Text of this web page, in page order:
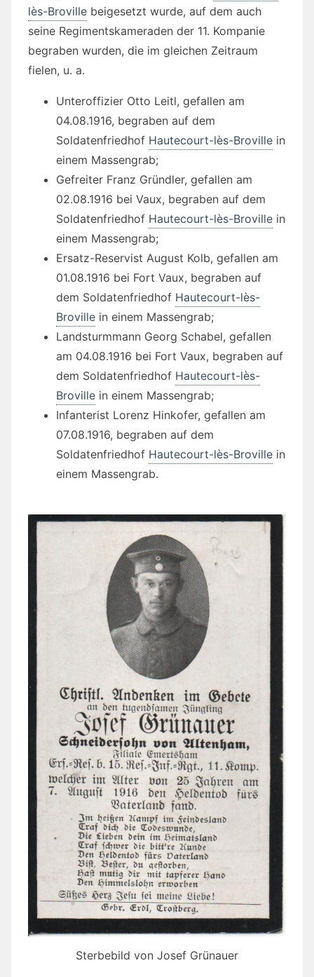
lès-Broville beigesetzt wurde, auf dem auch
seine Regimentskameraden der 11. Kompanie
begraben wurden, die im gleichen Zeitraum
fielen, u. a.
Unteroffizier Otto Leitl, gefallen am
04.08.1916, begraben auf dem
Soldatenfriedhof Hautecourt-lès-Broville in
einem Massengrab;
Gefreiter Franz Gründler, gefallen am
02.08.1916 bei Vaux, begraben auf dem
Soldatenfriedhof Hautecourt-lès-Broville in
einem Massengrab;
Ersatz-Reservist August Kolb, gefallen am
01.08.1916 bei Fort Vaux, begraben auf
dem Soldatenfriedhof Hautecourt-lès-
Broville in einem Massengrab;
Landsturmmann Georg Schabel, gefallen
am 04.08.1916 bei Fort Vaux, begraben auf
dem Soldatenfriedhof Hautecourt-lès-
Broville in einem Massengrab;
Infanterist Lorenz Hinkofer, gefallen am
07.08.1916, begraben auf dem
Soldatenfriedhof Hautecourt-lès-Broville in
einem Massengrab.
Sterbebild von Josef Grünauer